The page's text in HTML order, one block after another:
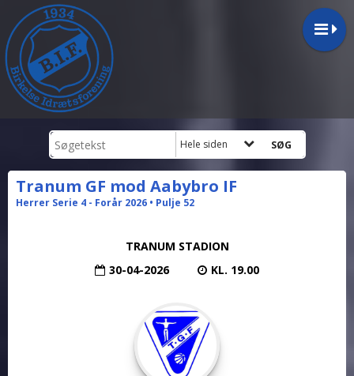
Hele siden
Tranum GF mod Aabybro IF
Herrer Serie 4 - Forår 2026 • Pulje 52
TRANUM STADION
30-04-2026
KL. 19.00